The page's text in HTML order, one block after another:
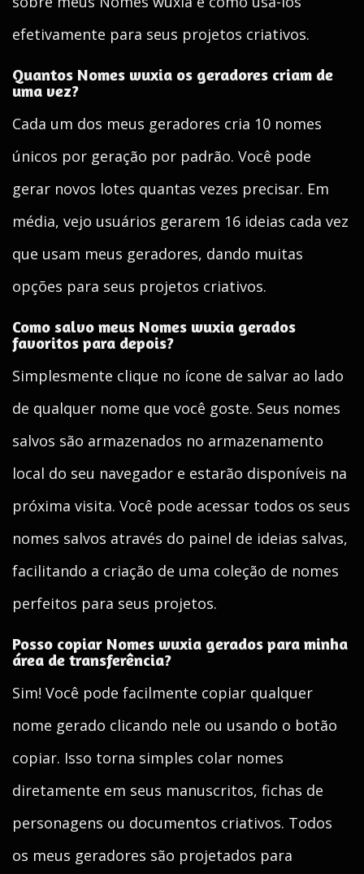
efetivamente para seus projetos criativos.
Quantos Nomes wuxia os geradores criam de
uma vez?
Cada um dos meus geradores cria 10 nomes
únicos por geração por padrão. Você pode
gerar novos lotes quantas vezes precisar. Em
média, vejo usuários gerarem 16 ideias cada vez
que usam meus geradores, dando muitas
opções para seus projetos criativos.
Como salvo meus Nomes wuxia gerados
favoritos para depois?
Simplesmente clique no ícone de salvar ao lado
de qualquer nome que você goste. Seus nomes
salvos são armazenados no armazenamento
local do seu navegador e estarão disponíveis na
próxima visita. Você pode acessar todos os seus
nomes salvos através do painel de ideias salvas,
facilitando a criação de uma coleção de nomes
perfeitos para seus projetos.
Posso copiar Nomes wuxia gerados para minha
área de transferência?
Sim! Você pode facilmente copiar qualquer
nome gerado clicando nele ou usando o botão
copiar. Isso torna simples colar nomes
diretamente em seus manuscritos, fichas de
personagens ou documentos criativos. Todos
os meus geradores são projetados para